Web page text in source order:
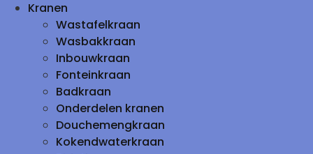
Kranen
Wastafelkraan
Wasbakkraan
Inbouwkraan
Fonteinkraan
Badkraan
Onderdelen kranen
Douchemengkraan
Kokendwaterkraan